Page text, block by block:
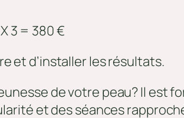
3 = 380 €
et d’installer les résultats.
de votre peau? Il est
et des séances